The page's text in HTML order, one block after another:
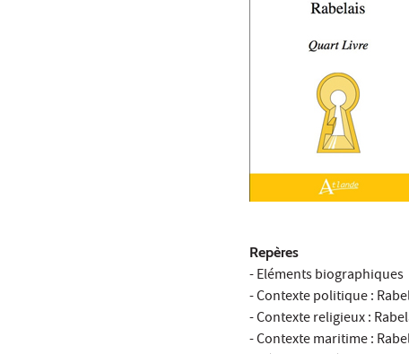
Repères
- Eléments biographiques
- Contexte politique :
- Contexte religieux :
- Contexte maritime :